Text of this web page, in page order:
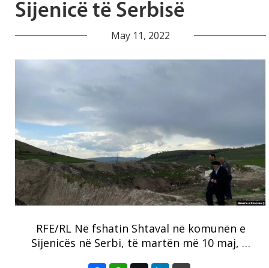
Sijenicë të Serbisë
May 11, 2022
RFE/RL Në fshatin Shtaval në komunën e
Sijenicës në Serbi, të martën më 10 maj, …